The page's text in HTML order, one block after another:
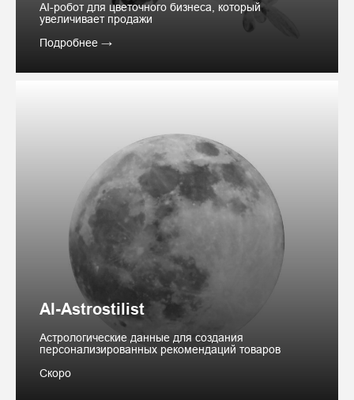
AI-робот для цветочного бизнеса, который
увеличивает продажи
Подробнее →
AI-Astrostilist
Астрологические данные для создания
персонализированных рекомендаций товаров
Скоро